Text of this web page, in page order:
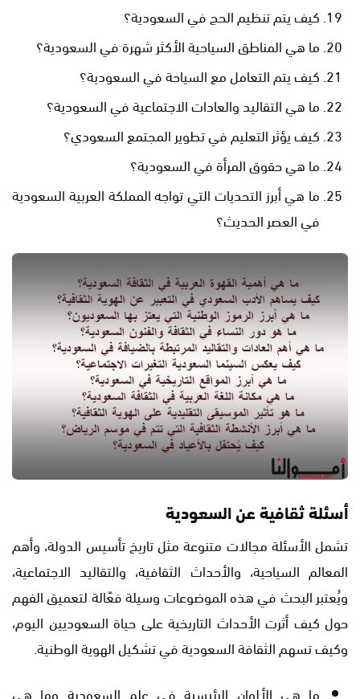
كيف يتم تنظيم الحج في السعودية؟
ما هي المناطق السياحية الأكثر شهرة في السعودية؟
كيف يتم التعامل مع السياحة في السعودية؟
ما هي التقاليد والعادات الاجتماعية في السعودية؟
كيف يؤثر التعليم في تطوير المجتمع السعودي؟
ما هي حقوق المرأة في السعودية؟
ما هي أبرز التحديات التي تواجه المملكة العربية السعودية
في العصر الحديث؟
أسئلة ثقافية عن السعودية
تشمل الأسئلة مجالات متنوعة مثل تاريخ تأسيس الدولة، وأهم
المعالم السياحية، والأحداث الثقافية، والتقاليد الاجتماعية،
ويُعتبر البحث في هذه الموضوعات وسيلة فعّالة لتعميق الفهم
حول كيف أثرت الأحداث التاريخية على حياة السعوديين اليوم،
وكيف تسهم الثقافة السعودية في تشكيل الهوية الوطنية.
ما هي الألوان الرئيسية في علم السعودية وما هي